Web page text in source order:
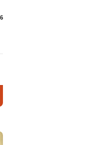
Video AKU HATINYA